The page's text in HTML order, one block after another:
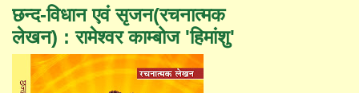
छन्द-विधान एवं सृजन(रचनात्मक
लेखन) : रामेश्वर काम्बोज 'हिमांशु'